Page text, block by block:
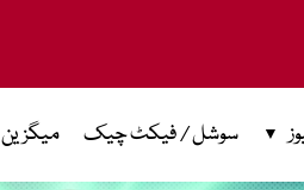
سوشل / فیکٹ چیک میگزین